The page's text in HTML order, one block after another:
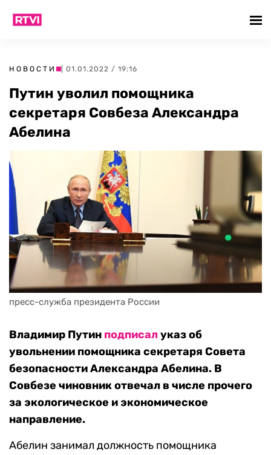
НОВОСТИ | 01.01.2022 / 19:16
Путин уволил помощника
секретаря Совбеза Александра
Абелина
пресс-служба президента России
Владимир Путин подписалуказ об
увольнении помощника секретаря Совета
безопасности Александра Абелина. В
Совбезе чиновник отвечал в числе прочего
за экологическое и экономическое
направление.
Абелин занимал должность помощника